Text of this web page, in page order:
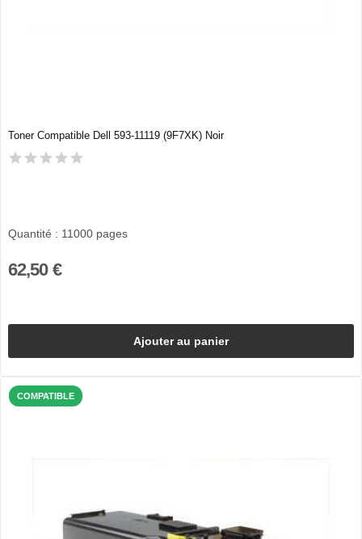
Toner Compatible Dell 593-11119 (9F7XK) Noir
Quantité : 11000 pages
62,50 €
Ajouter au panier
COMPATIBLE